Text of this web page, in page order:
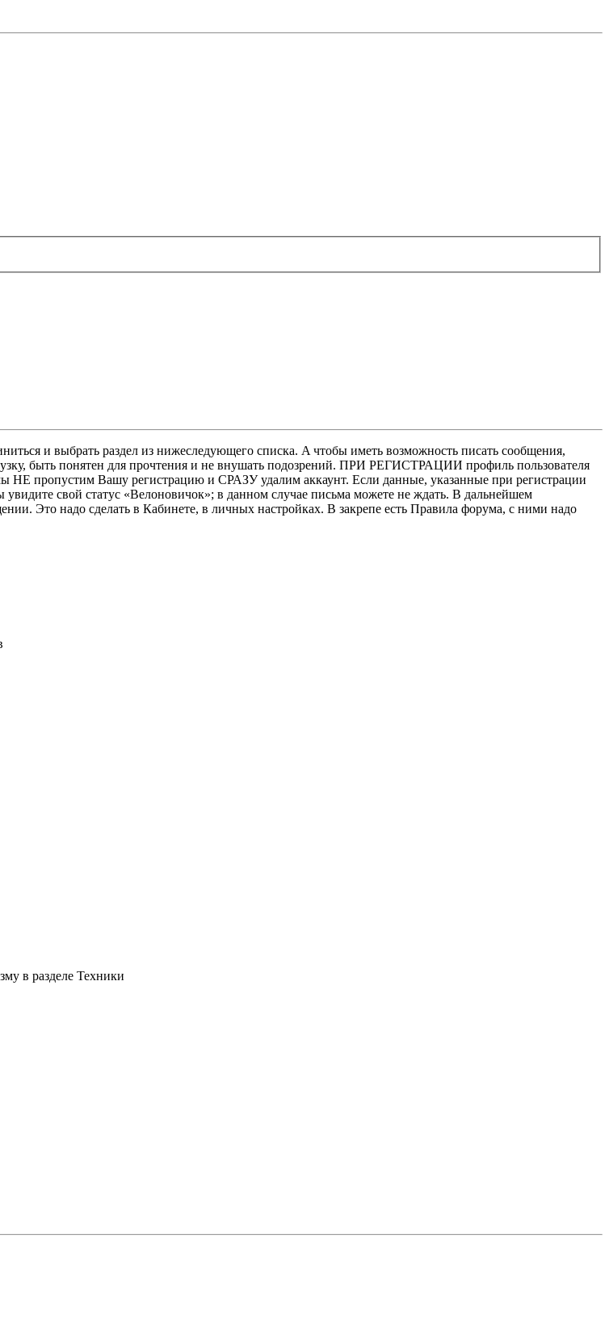
и выбрать раздел из нижеследующего списка. A чтобы иметь возможность писать сообщения,
быть понятен для прочтения и не внушать подозрений. ПРИ РЕГИСТРАЦИИ профиль пользователя
НЕ пропустим Вашу регистрацию и СРАЗУ удалим аккаунт. Если данные, указанные при регистрации
свой статус «Велоновичок»; в данном случае письма можете не ждать. В дальнейшем
Это надо сделать в Кабинете, в личных настройках. В закрепе есть Правила форума, с ними надо
в разделе Техники